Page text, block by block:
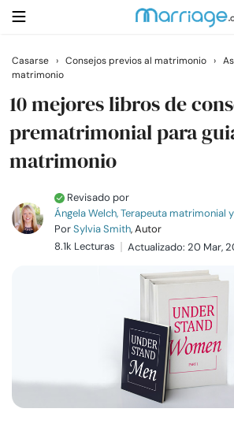
Buscar
Casarse
Relaciones
Familia
Casarse › Consejos previos al matrimonio ›
matrimonio
10 mejores libros de
prematrimonial para
matrimonio
Revisado por
Ángela Welch, Terapeuta matrimonial
PorSylvia Smith, Autor
8.1k Lecturas
Actualizado: 20 Mar,